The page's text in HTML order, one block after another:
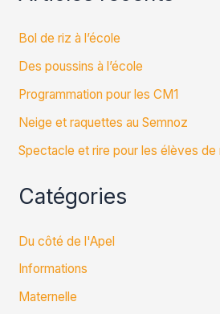
Bol de riz à l’école
Des poussins à l’école
Programmation pour les CM1
Neige et raquettes au Semnoz
Spectacle et rire pour les élèves de
Catégories
Du côté de l'Apel
Informations
Maternelle